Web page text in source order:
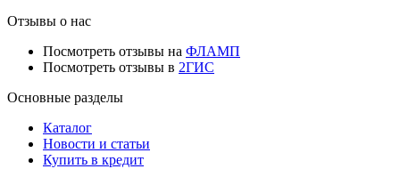
Отзывы о нас
Посмотреть отзывы на ФЛАМП
Посмотреть отзывы в 2ГИС
Основные разделы
Каталог
Новости и статьи
Купить в кредит